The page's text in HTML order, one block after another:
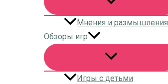
Мнения и размышления
Обзоры игр
Игры с детьми